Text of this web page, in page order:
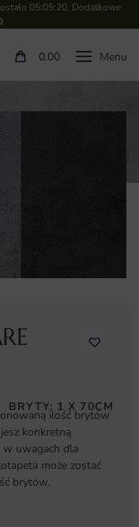
05:05:19. Dodatkowe
0.00
BRYTY: 1 X 70CM
ilość brytów
konkretną
w uwagach dla
może zostać
brytów.